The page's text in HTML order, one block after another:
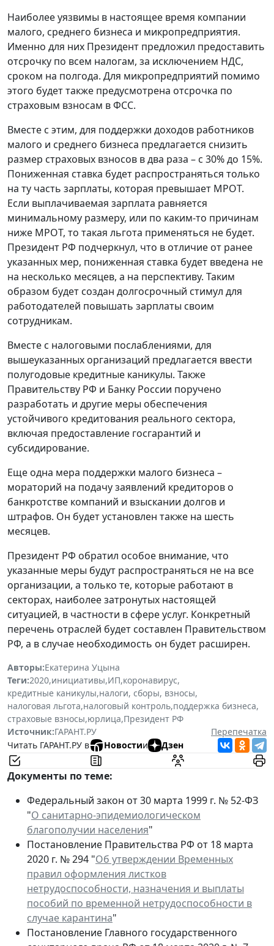
Наиболее уязвимы в настоящее время компании
малого, среднего бизнеса и микропредприятия.
Именно для них Президент предложил предоставить
отсрочку по всем налогам, за исключением НДС,
сроком на полгода. Для микропредприятий помимо
этого будет также предусмотрена отсрочка по
страховым взносам в ФСС.
Вместе с этим, для поддержки доходов работников
малого и среднего бизнеса предлагается снизить
размер страховых взносов в два раза – с 30% до 15%.
Пониженная ставка будет распространяться только
на ту часть зарплаты, которая превышает МРОТ.
Если выплачиваемая зарплата равняется
минимальному размеру, или по каким-то причинам
ниже МРОТ, то такая льгота применяться не будет.
Президент РФ подчеркнул, что в отличие от ранее
указанных мер, пониженная ставка будет введена не
на несколько месяцев, а на перспективу. Таким
образом будет создан долгосрочный стимул для
работодателей повышать зарплаты своим
сотрудникам.
Вместе с налоговыми послаблениями, для
вышеуказанных организаций предлагается ввести
полугодовые кредитные каникулы. Также
Правительству РФ и Банку России поручено
разработать и другие меры обеспечения
устойчивого кредитования реального сектора,
включая предоставление госгарантий и
субсидирование.
Еще одна мера поддержки малого бизнеса –
мораторий на подачу заявлений кредиторов о
банкротстве компаний и взыскании долгов и
штрафов. Он будет установлен также на шесть
месяцев.
Президент РФ обратил особое внимание, что
указанные меры будут распространяться не на все
организации, а только те, которые работают в
секторах, наиболее затронутых настоящей
ситуацией, в частности в сфере услуг. Конкретный
перечень отраслей будет составлен Правительством
РФ, а в случае необходимость он будет расширен.
Авторы:Екатерина Уцына
Теги:2020,инициативы,ИП,коронавирус,
кредитные каникулы,налоги, сборы, взносы,
налоговая льгота,налоговый контроль,поддержка бизнеса,
страховые взносы,юрлица,Президент РФ
Источник:ГАРАНТ.РУ
Перепечатка
Читать ГАРАНТ.РУ в
Новостии Дзен
Документы по теме:
Федеральный закон от 30 марта 1999 г. № 52-ФЗ
"О санитарно-эпидемиологическом
благополучии населения"
Постановление Правительства РФ от 18 марта
2020 г. № 294 "Об утверждении Временных
правил оформления листков
нетрудоспособности, назначения и выплаты
пособий по временной нетрудоспособности в
случае карантина"
Постановление Главного государственного